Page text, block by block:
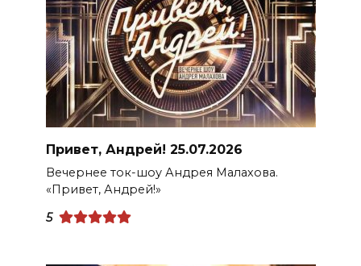
Привет, Андрей! 25.07.2026
Вечернее ток-шоу Андрея Малахова.
«Привет, Андрей!»
5